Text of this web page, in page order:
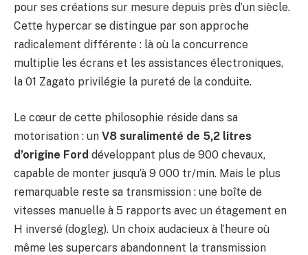
pour ses créations sur mesure depuis près d’un siècle.
Cette hypercar se distingue par son approche
radicalement différente : là où la concurrence
multiplie les écrans et les assistances électroniques,
la 01 Zagato privilégie la pureté de la conduite.
Le cœur de cette philosophie réside dans sa
motorisation : un V8 suralimenté de 5,2 litres
d’origine Ford développant plus de 900 chevaux,
capable de monter jusqu’à 9 000 tr/min. Mais le plus
remarquable reste sa transmission : une boîte de
vitesses manuelle à 5 rapports avec un étagement en
H inversé (dogleg). Un choix audacieux à l’heure où
même les supercars abandonnent la transmission